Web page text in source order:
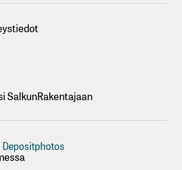
SalkunRakentajaan
Depositphotos